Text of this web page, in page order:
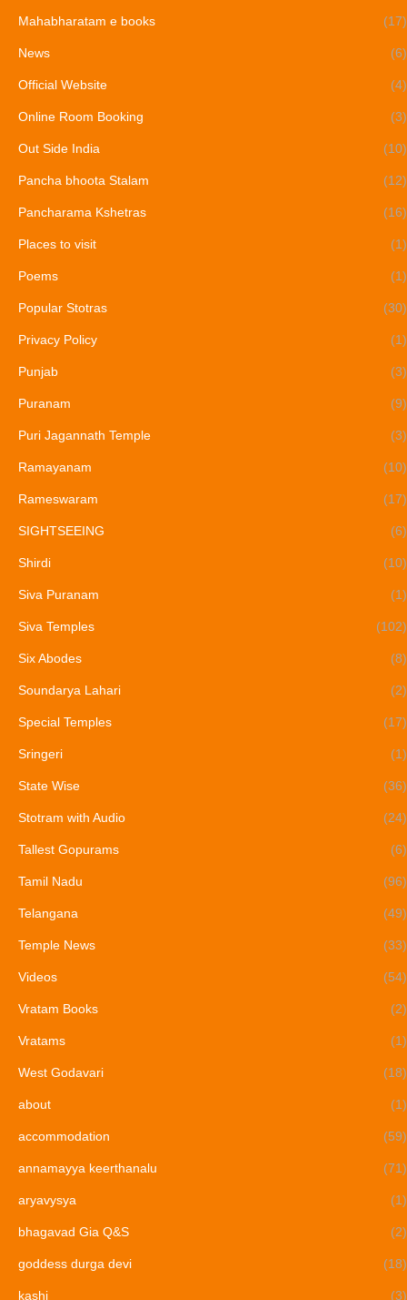
Mahabharatam e books (17)
News (6)
Official Website (4)
Online Room Booking (3)
Out Side India (10)
Pancha bhoota Stalam (12)
Pancharama Kshetras (16)
Places to visit (1)
Poems (1)
Popular Stotras (30)
Privacy Policy (1)
Punjab (3)
Puranam (9)
Puri Jagannath Temple (3)
Ramayanam (10)
Rameswaram (17)
SIGHTSEEING (6)
Shirdi (10)
Siva Puranam (1)
Siva Temples (102)
Six Abodes (8)
Soundarya Lahari (2)
Special Temples (17)
Sringeri (1)
State Wise (36)
Stotram with Audio (24)
Tallest Gopurams (6)
Tamil Nadu (96)
Telangana (49)
Temple News (33)
Videos (54)
Vratam Books (2)
Vratams (1)
West Godavari (18)
about (1)
accommodation (59)
annamayya keerthanalu (71)
aryavysya (1)
bhagavad Gia Q&S (2)
goddess durga devi (18)
kashi (3)